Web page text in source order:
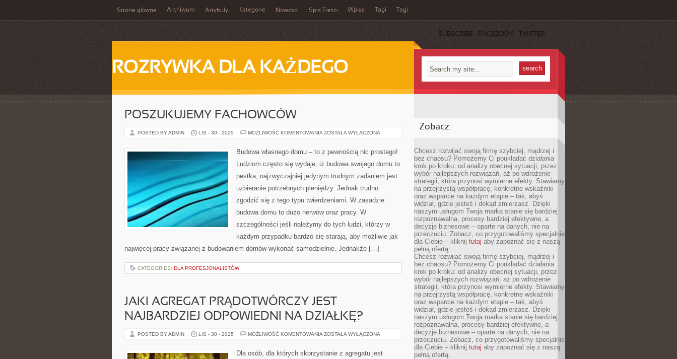
Strona główna Archiwum Artykuły Kategorie Nowości Spis Treści Wpisy Tagi Tagi
SUBSCRIBE FACEBOOK TWITTER
ROZRYWKA DLA KAŻDEGO
POSZUKUJEMY FACHOWCÓW
POSTED BY ADMIN LIS - 30 - 2025 MOŻLIWOŚĆ KOMENTOWANIA POSZUKUJEMY
ZOSTAŁA WYŁĄCZONA
Budowa własnego domu – to z pewnością nic prostego!
Ludziom często się wydaje, iż budowa swojego domu to
pestka, najzwyczajniej jedynym trudnym zadaniem jest
uzbieranie potrzebnych pieniędzy. Jednak trudno
zgodzić się z tego typu twierdzeniami. W zasadzie
budowa domu to dużo nerwów oraz pracy. W
szczególności jeśli należymy do tych ludzi, którzy w
każdym przypadku bardzo się starają, aby możliwie jak
najwięcej pracy związanej z budowaniem domów wykonać samodzielnie. Jednakże […]
CATEGORIES: DLA PROFESJONALISTÓW
JAKI AGREGAT PRĄDOTWÓRCZY JEST
NAJBARDZIEJ ODPOWIEDNI NA DZIAŁKĘ?
POSTED BY ADMIN LIS - 30 - 2025 MOŻLIWOŚĆ KOMENTOWANIA JAKI
JEST
NAJBARDZIEJ
ZOSTAŁA WYŁĄCZONA
Dla osób, dla których skorzystanie z agregatu jest
Zobacz:
Chcesz rozwijać swoją firmę szybciej, mądrzej i
bez chaosu? Pomożemy Ci poukładać działania
krok po kroku: od analizy obecnej sytuacji, przez
wybór najlepszych rozwiązań, aż po wdrożenie
strategii, która przynosi wymierne efekty. Stawiamy
na przejrzystą współpracę, konkretne wskaźniki
oraz wsparcie na każdym etapie – tak, abyś
widział, gdzie jesteś i dokąd zmierzasz. Dzięki
naszym usługom Twoja marka stanie się bardziej
rozpoznawalna, procesy bardziej efektywne, a
decyzje biznesowe – oparte na danych, nie na
przeczuciu. Zobacz, co przygotowaliśmy specjalnie
dla Ciebie – kliknij tutaj aby zapoznać się z naszą
pełną ofertą.
Chcesz rozwijać swoją firmę szybciej, mądrzej i
bez chaosu? Pomożemy Ci poukładać działania
krok po kroku: od analizy obecnej sytuacji, przez
wybór najlepszych rozwiązań, aż po wdrożenie
strategii, która przynosi wymierne efekty. Stawiamy
na przejrzystą współpracę, konkretne wskaźniki
oraz wsparcie na każdym etapie – tak, abyś
widział, gdzie jesteś i dokąd zmierzasz. Dzięki
naszym usługom Twoja marka stanie się bardziej
rozpoznawalna, procesy bardziej efektywne, a
decyzje biznesowe – oparte na danych, nie na
przeczuciu. Zobacz, co przygotowaliśmy specjalnie
dla Ciebie – kliknij tutaj aby zapoznać się z naszą
pełną ofertą.